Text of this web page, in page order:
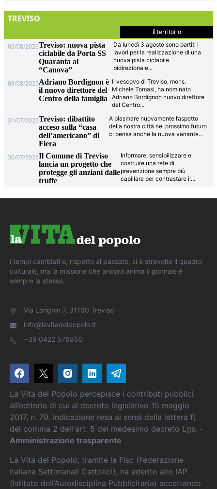
TREVISO
il territorio
03/08/2026Treviso: nuova pista
ciclabile da Porta SS
Quaranta al
“Canova”
Da lunedì 3 agosto sono partiti i
lavori per la realizzazione di una
nuova pista ciclabile
bidirezionale...
03/08/2026Adriano Bordignon è
il nuovo direttore del
Centro della famiglia
Il vescovo di Treviso, mons.
Michele Tomasi, ha nominato
Adriano Bordignon nuovo direttore
del Centro...
31/07/2026Treviso: dibattito
acceso sulla “casa
dell’americano” di
Fiera
A plasmare nuovamente l’aspetto
della nostra città nel prossimo futuro
ci pensa anche la nuova variante...
30/07/2026Il Comune di Treviso
lancia un progetto che
protegge gli anziani dalle
truffe
Informare, sensibilizzare e
costruire una rete di
prevenzione sempre più
capillare per contrastare il...
i tempi cambiati e, rispetto al passato, si è stravolto il quadro
culturale, ma la missione che ancora anima il giornale è
sempre la stessa.
Via Longhin 7, 31100 Treviso
info@lavitadelpopolo.it
+39 0422 576850
La Vita del Popolo percepisce i contributi pubblici
all’editoria di cui al decreto legislativo 15 maggio
2017, n. 70. Indicazione resa ai sensi della lettera f)
del comma 2 dell'art. 5 del medesimo decreto Lgs. -
Amministrazione trasparente
La Vita del Popolo, tramite la Fisc (Federazione
Italiana Settimanali Cattolici), ha aderito allo IAP
(Istituto dell’Autodisciplina Pubblicitaria) accettando